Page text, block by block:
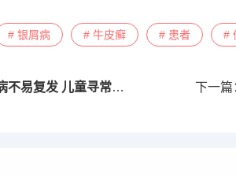
# 银屑病 # 牛皮癣 # 患者 #
童寻常型银屑病不易复发的原因 下一篇